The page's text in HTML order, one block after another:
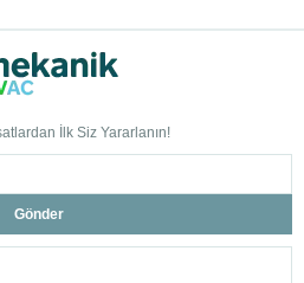
İlk Siz Yararlanın!
Gönder